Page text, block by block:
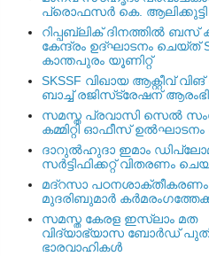
പ്രൊഫസർ കെ.
റിപ്പബ്ലിക് ദിനത്തില്‍ ബസ്
കേന്ദ്രം ഉദ്ഘാടനം ചെയ്ത്‌
കാന്തപുരം യൂണിറ്റ്
SKSSF വിഖായ ആക്റ്റീവ് വിങ്
ബാച്ച് രജിസ്‌ട്രേഷന്
സമസ്ത പ്രവാസി സെല്‍
കമ്മിറ്റി ഓഫീസ്
ദാറുല്‍ഹുദാ ഇമാം
സര്‍ട്ടിഫിക്കറ്റ് വിതരണം
മദ്‌റസാ
മുദരിബുമാര്‍
സമസ്ത കേരള ഇസ്ലാം മത
വിദ്യാഭ്യാസ ബോര്‍ഡ്
ഭാരവാഹികള്‍